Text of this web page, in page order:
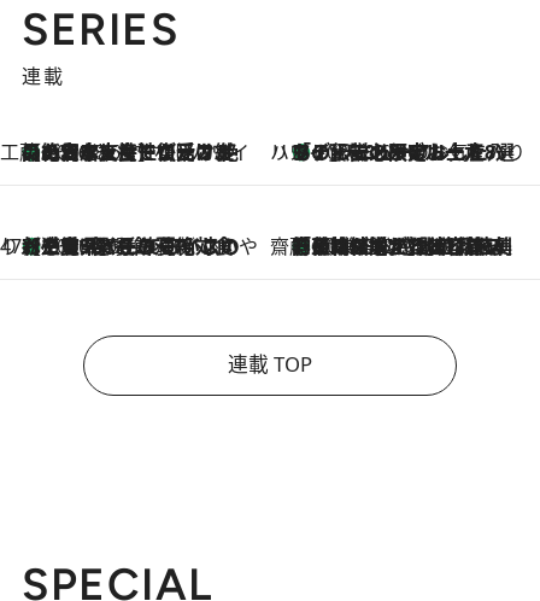
SERIES
連載
工藤まやのおもてなしハワイ
2026.8.6
【ハワイ土産】ローカルの絶大な支持で復活！ 絶品の幻クッキー《元ファンの日本人女性が受け継いだ名店》 ハワイ賢者 リサのお気に入りリスト2026.8.6
あの伝説の限定トートも！ リニューアルした「ディーン＆デルーカ ハワイ」で必須のお土産8選
47都道府県の手みやげ ひんやりスイーツで夏を満喫
2026.8.6
【三重県】この夏絶対食べたい 冷やしておいしいおやつ3選 お餅×アイスの新感覚スイーツ 齋藤 薫 美容脳ルネサンス
2026.8.6
「荷物が増えるほど旅ストレスは増す」美容ジャーナリストがたどり着いた最終結論。“化粧品を劇的に減らす”感動の凝縮美容とは
連載 TOP
SPECIAL